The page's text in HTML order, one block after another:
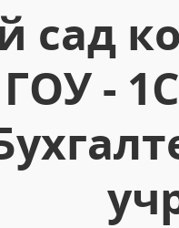
сад
ГОУ -